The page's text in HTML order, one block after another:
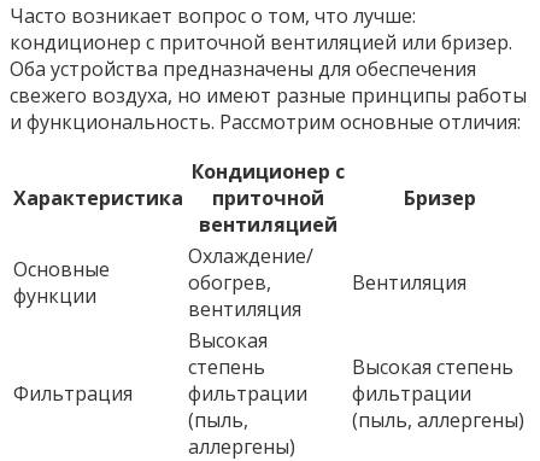
Часто возникает вопрос о том, что лучше:
кондиционер с приточной вентиляцией или бризер.
Оба устройства предназначены для обеспечения
свежего воздуха, но имеют разные принципы работы
и функциональность. Рассмотрим основные отличия:
Характеристика
Кондиционер с
приточной
вентиляцией
Бризер
Основные
функции
Охлаждение/
обогрев,
вентиляция
Вентиляция
Фильтрация
Высокая
степень
фильтрации
(пыль,
аллергены)
Высокая степень
фильтрации
(пыль, аллергены)